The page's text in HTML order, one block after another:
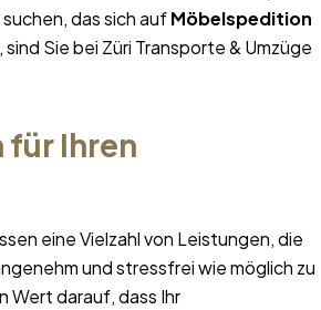
suchen, das sich aufMöbelspedition
Sie bei Züri Transporte & Umzüge
für Ihren
eine Vielzahl von Leistungen, die
und stressfrei wie möglich zu
Wert darauf, dass Ihr